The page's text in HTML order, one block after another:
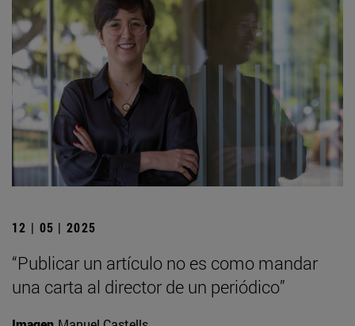
12 | 05 | 2025
“Publicar un artículo no es como mandar
una carta al director de un periódico”